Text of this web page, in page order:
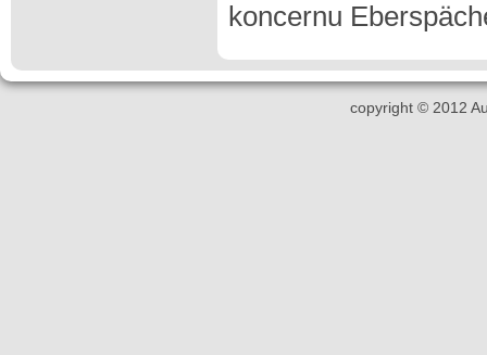
koncernu
copyright © 2012